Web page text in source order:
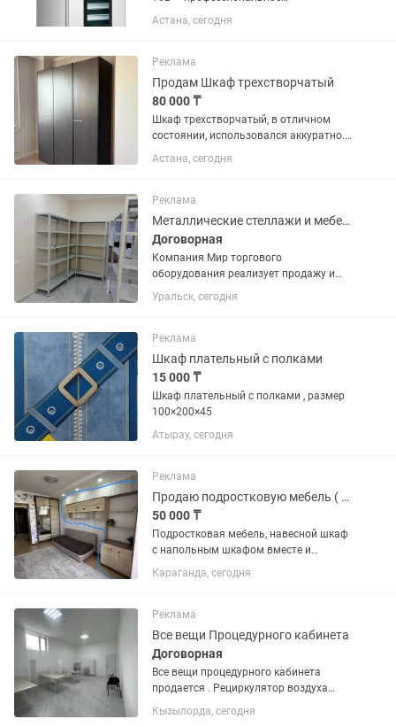
оборудование для расстойки тестовых
заготовок перед выпечкой хлеба,
хлебобулочной продукции. Краткая...
Астана, сегодня
Реклама
Продам Шкаф трехстворчатый
80 000 ₸
Шкаф трехстворчатый, в отличном
состоянии, использовался аккуратно.
Цвет — венге (темный). Вместительный,
есть штанга для одежды и полки. Без
плавно. Район: Б.Момышулы...
Астана, сегодня
Реклама
Металлические стеллажи и мебель
Договорная
Компания Мир торгового
оборудования реализует продажу и
поставку металлической мебели: -
стеллажи - шкафы для документов -
инструментальные шкафы - сейфы.
Уральск, сегодня
Реклама
Шкаф плательный с полками
15 000 ₸
Шкаф плательный с полками , размер
100×200×45
Атырау, сегодня
Реклама
Продаю подростковую мебель ( навесной шкаф с кроватью), Россия, заводской
50 000 ₸
Подростковая мебель, навесной шкаф
с напольным шкафом вместе и
кровать
Караганда, сегодня
Реклама
Все вещи Процедурного кабинета
Договорная
Все вещи процедурного кабинета
продается . Рециркулятор воздуха
Штатив для забора анализа Шкаф на
замке Стол медицинский с
Кызылорда, сегодня